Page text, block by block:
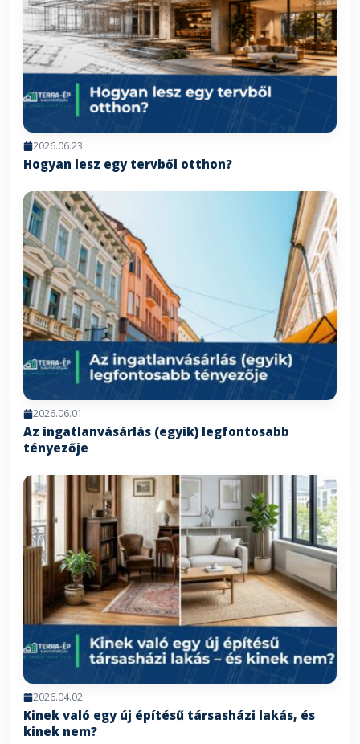
2026.06.23.
Hogyan lesz egy tervből otthon?
2026.06.01.
Az ingatlanvásárlás (egyik) legfontosabb
tényezője
2026.04.02.
Kinek való egy új építésű társasházi lakás, és
kinek nem?